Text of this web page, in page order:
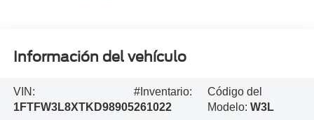
Información del vehículo
VIN:
1FTFW3L8XTKD98905
#Inventario:
261022
Código del
Modelo:W3L